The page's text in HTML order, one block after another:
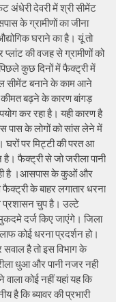
अंधेरी देवरी में श्री सीमेंट
के ग्रामीणों का जीना
घराने का है। यूं तो
प्लांट की वजह से ग्रामीणों को
कुछ दिनों में फैक्ट्री में
सीमेंट बनाने के काम आने
कीमत बढ़ने के कारण बांगड़
कर रहा है। यही कारण है
के लोगों को सांस लेने में
घरों पर मिट्टी की परत आ
है। फैक्ट्री से जो जरीला पानी
है ।आसपास के कुओं और
फैक्ट्री के बाहर लगातार धरना
प्रशासन चुप है। उल्टे
दर्ज किए जाएंगे। जिला
कोई धरना प्रदर्शन हो।
सवाल है तो इस विभाग के
धुआ और पानी नजर नही
कोई नहीं यहां यह कि
है कि ब्यावर की प्रभारी